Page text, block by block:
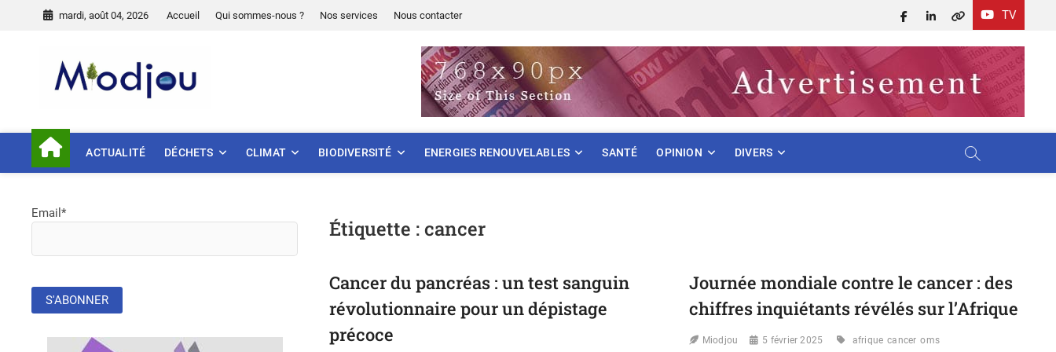
mardi, août 04, 2026 Accueil Qui sommes-nous ? Nos services Nous contacter TV
Facebook
LinkedIn
X
ACTUALITÉ DÉCHETS CLIMAT BIODIVERSITÉ ENERGIES RENOUVELABLES SANTÉ OPINION DIVERS
Étiquette :cancer
Cancer du pancréas : un test sanguin
révolutionnaire pour un dépistage
précoce
Journée mondiale contre le cancer : des
chiffres inquiétants révélés sur l’Afrique
Miodjou 5 février 2025 afrique cancer oms
Email*